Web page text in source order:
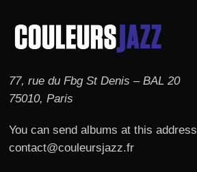
77, rue du Fbg St Denis – BAL 20
75010, Paris
You can send albums at this address
contact@couleursjazz.fr